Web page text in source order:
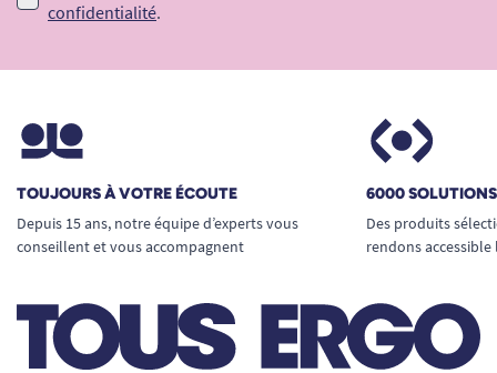
confidentialité.
TOUJOURS À VOTRE ÉCOUTE
Depuis 15 ans, notre équipe d’experts vous
conseillent et vous accompagnent
6000
Des produits
rendons